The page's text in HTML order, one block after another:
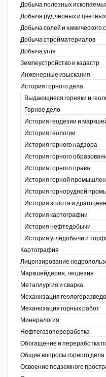
Добыча полезных
Добыча руд чёрных и
Добыча солей и химического
Добыча стройматериалов
Добыча угля
Землеустройство и кадастр
Инженерные изыскания
История горного дела
Выдающиеся горняки и
Горное дело
История геодезии и
История геологии
История горного надзора
История горного
История горного права
История горной
История горнорудной
История золота и
История картографии
История нефтедобычи
История угледобычи и
Картография
Лицензирование
Маркшейдерия, геодезия
Металлургия и сварка
Механизация
Механизация горных работ
Минералогия
Нефтегазопереработка
Обогащение и переработка
Общие вопросы горного дела
Освоение подземного